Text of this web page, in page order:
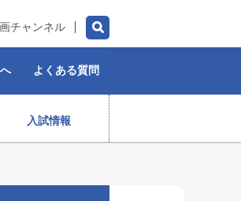
チャンネル
よくある質問
入試情報